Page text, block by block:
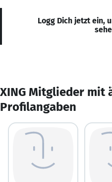
Logg Dich jetzt ein,
XING Mitglieder mit
Profilangaben